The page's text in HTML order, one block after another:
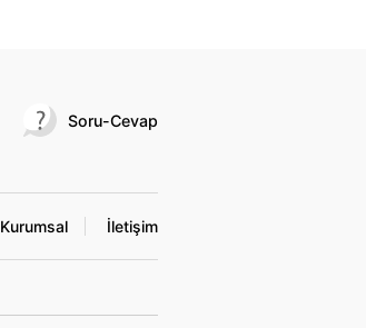
Soru-Cevap
Kurumsal İletişim